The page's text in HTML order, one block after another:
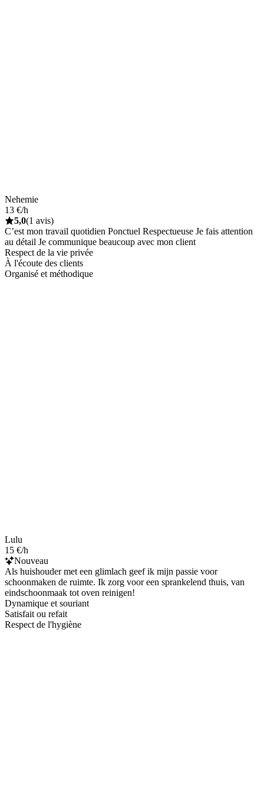
Nehemie
13 €/h
5,0(1 avis)
C’est mon travail quotidien Ponctuel Respectueuse Je fais attention
au détail Je communique beaucoup avec mon client
Respect de la vie privée
À l'écoute des clients
Organisé et méthodique
Lulu
15 €/h
Nouveau
Als huishouder met een glimlach geef ik mijn passie voor
schoonmaken de ruimte. Ik zorg voor een sprankelend thuis, van
eindschoonmaak tot oven reinigen!
Dynamique et souriant
Satisfait ou refait
Respect de l'hygiène